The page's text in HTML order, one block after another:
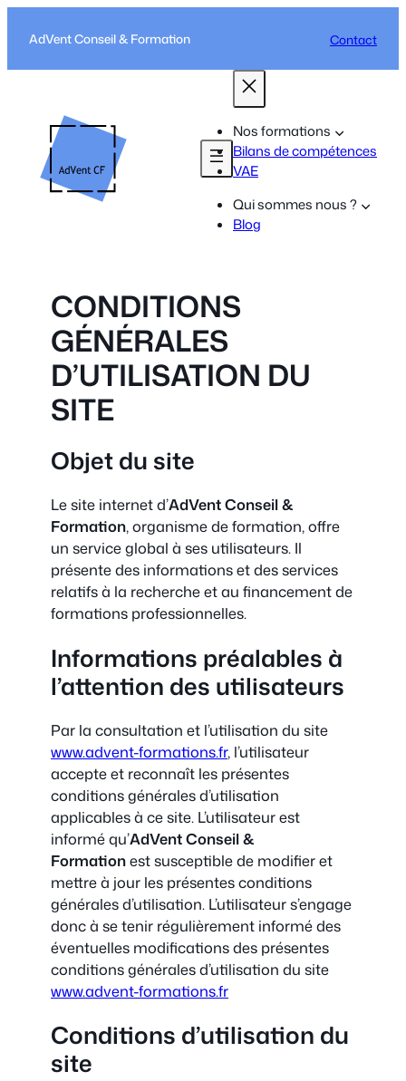
AdVent Conseil & Formation Contact
Nos formations
Bilans de compétences
VAE
Qui sommes nous ?
Blog
CONDITIONS
GÉNÉRALES
D’UTILISATION DU
SITE
Objet du site
Le site internet d’AdVent Conseil &
Formation, organisme de formation, offre
un service global à ses utilisateurs. Il
présente des informations et des services
relatifs à la recherche et au financement de
formations professionnelles.
Informations préalables à
l’attention des utilisateurs
Par la consultation et l’utilisation du site
www.advent-formations.fr, l’utilisateur
accepte et reconnaît les présentes
conditions générales d’utilisation
applicables à ce site. L’utilisateur est
informé qu’AdVentConseil &
Formationest susceptible de modifier et
mettre à jour les présentes conditions
générales d’utilisation. L’utilisateur s’engage
donc à se tenir régulièrement informé des
éventuelles modifications des présentes
conditions générales d’utilisation du site
www.advent-formations.fr
Conditions d’utilisation du
site